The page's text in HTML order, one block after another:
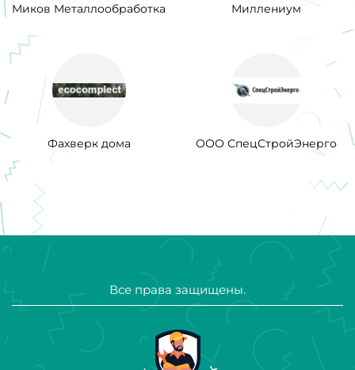
Миков Металлообработка Миллениум
Фахверк дома ООО СпецСтройЭнерго
Все права защищены.